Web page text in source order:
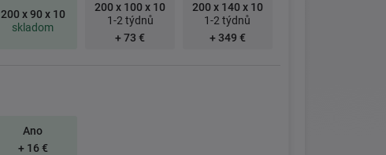
200 x 90 x 10
skladom
200 x 100 x 10
1-2 týdnů
+ 73 €
200 x 140 x 10
1-2 týdnů
+ 349 €
Ano
+ 16 €